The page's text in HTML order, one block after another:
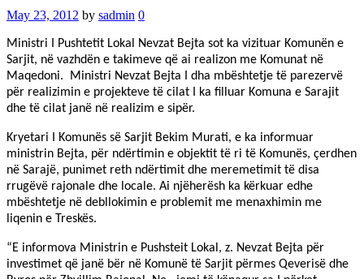
May 23, 2012 by sadmin 0
Ministri I Pushtetit Lokal Nevzat Bejta sot ka vizituar Komunën e
Sarjit, në vazhdën e takimeve që ai realizon me Komunat në
Maqedoni.
Ministri Nevzat Bejta I dha mbështetje të parezervë
për realizimin e projekteve të cilat I ka filluar Komuna e Sarajit
dhe të cilat janë në realizim e sipër.
Kryetari I Komunës së Sarjit Bekim Murati, e ka informuar
ministrin Bejta, për ndërtimin e objektit të ri të Komunës, çerdhen
në Sarajë, punimet reth ndërtimit dhe meremetimit të disa
rrugëvë rajonale dhe locale. Ai njëherësh ka kërkuar edhe
mbështetje në debllokimin e problemit me menaxhimin me
liqenin e Treskës.
“E informova Ministrin e Pushsteit Lokal, z. Nevzat Bejta për
investimet që janë bër në Komunë të Sarjit përmes Qeverisë dhe